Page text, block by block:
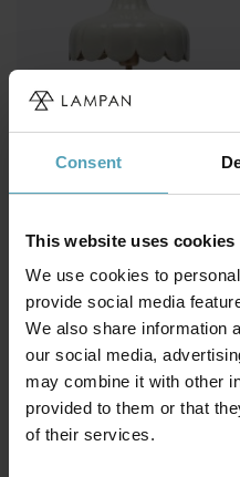
Consent
This website uses cookies
We use cookies to
provide social media
We also share information
our social media,
may combine it with other
provided to them or that
of their services.
Wells 50cm bordslampa
764 kr
Rek. 1 299 kr